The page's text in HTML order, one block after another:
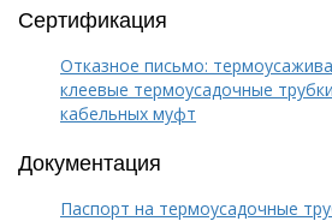
Сертификация
Отказное письмо:
клеевые термоусадочные
кабельных муфт
Документация
Паспорт на термоусадочные